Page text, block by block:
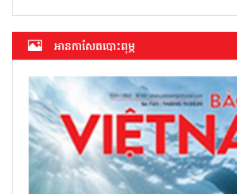
អាន​កាសែត​បោះពុម្ភ